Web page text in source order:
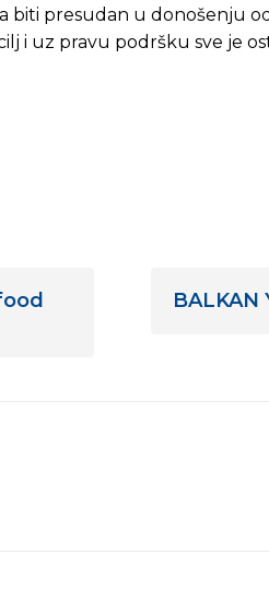
biti presudan u donošenju
i uz pravu podršku sve je
BALKAN